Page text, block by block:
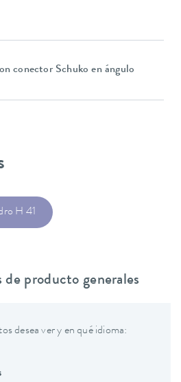
conector Schuko en ángulo
H 41
de producto generales
desea ver y en qué idioma: